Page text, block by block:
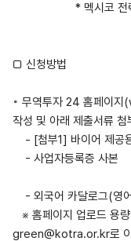
* 멕시코 전력청
□ 신청방법
◦ 무역투자 24 홈페이
작성 및 아래 제출서류 첨
- [첨부1] 바이어 제공
- 사업자등록증 사본
- 외국어 카달로그(영
※ 홈페이지 업로드 용
green@kotra.or.kr로